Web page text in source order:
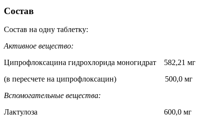
Состав
Состав на одну таблетку:
Активное вещество:
Ципрофлоксацина гидрохлорида моногидрат 582,21 мг
(в пересчете на ципрофлоксацин) 500,0 мг
Вспомогательные вещества:
Лактулоза 600,0 мг